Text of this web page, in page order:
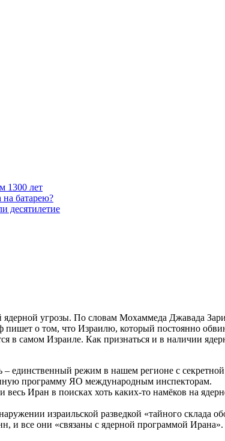
1300 лет
на батарею?
десятилетие
угрозы. По словам Мохаммеда Джавада
о том, что Израилю, который постоянно
в самом Израиле. Как признаться и в наличии
единственный режим в нашем регионе с
программу ЯО международным инспекторам.
Иран в поисках хоть каких-то намёков на
израильской разведкой «тайного склада
и все они «связаны с ядерной программой